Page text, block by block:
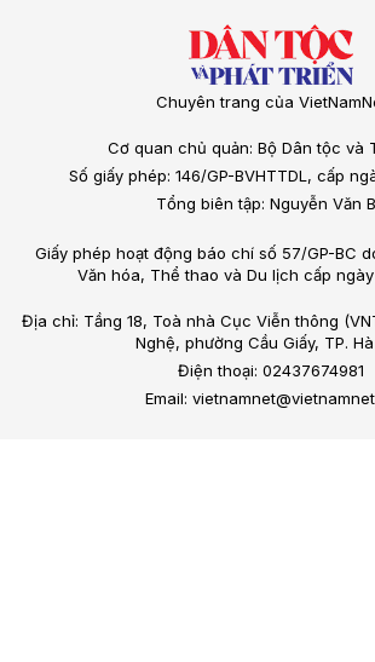
Chuyên trang của
Cơ quan chủ quản: Bộ Dân tộc và
Số giấy phép: 146/GP-BVHTTDL, cấp
Tổng biên tập: Nguyễn Văn
Giấy phép hoạt động báo chí số 57/GP-BC
Văn hóa, Thể thao và Du lịch cấp ngày
Địa chỉ: Tầng 18, Toà nhà Cục Viễn thông
Nghệ, phường Cầu Giấy, TP.
Điện thoại: 02437674981
Email: